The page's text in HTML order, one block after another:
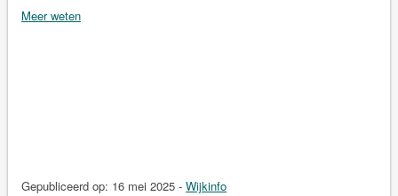
Meer weten
Gepubliceerd op: 16 mei 2025 - Wijkinfo